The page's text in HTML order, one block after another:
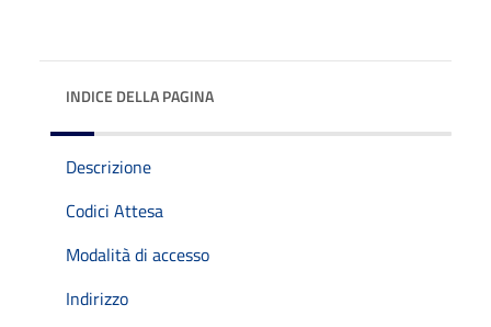
INDICE DELLA PAGINA
Descrizione
Codici Attesa
Modalità di accesso
Indirizzo